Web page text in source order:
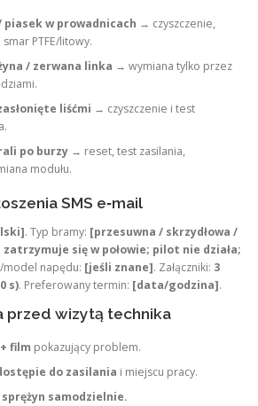
w prowadnicach → czyszczenie,
PTFE/litowy.
/ zerwana linka → wymiana tylko przez
liśćmi → czyszczenie i test
po burzy→ reset, test zasilania,
modułu.
SMS e‑mail
. Typ bramy: [przesuwna / skrzydłowa /
zatrzymuje się w połowie; pilot nie działa;
model napędu: [jeśli znane]. Załączniki: 3
s). Preferowany termin: [data/godzina].
przed wizytą technika
film pokazujący problem.
do zasilania i miejscu pracy.
samodzielnie.